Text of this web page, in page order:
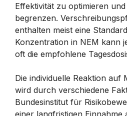
Effektivität zu optimieren
begrenzen.
enthalten meist eine
Konzentration in NEM kann
oft die empfohlene
Die individuelle Reaktion auf
wird durch verschiedene
Bundesinstitut für
einer langfristigen